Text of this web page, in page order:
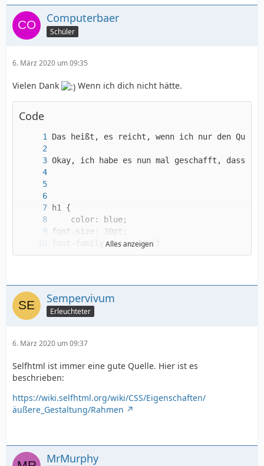
Computerbaer
Schüler
6. März 2020 um 09:35
Vielen Dank Wenn ich dich nicht hätte.
Code
Wie bekomme ich da nun einen Rahmen rum?
Alles anzeigen
Sempervivum
Erleuchteter
6. März 2020 um 09:37
Selfhtml ist immer eine gute Quelle. Hier ist es
beschrieben:
https://wiki.selfhtml.org/wiki/CSS/Eigenschaften/
äußere_Gestaltung/Rahmen
MrMurphy